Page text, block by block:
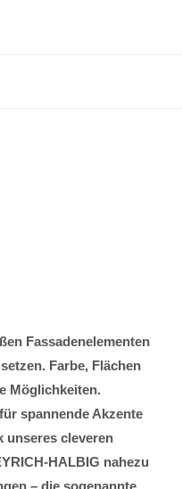
Fassadenelementen
Farbe, Flächen
Möglichkeiten.
spannende Akzente
unseres cleveren
HALBIG nahezu
– die sogenannte